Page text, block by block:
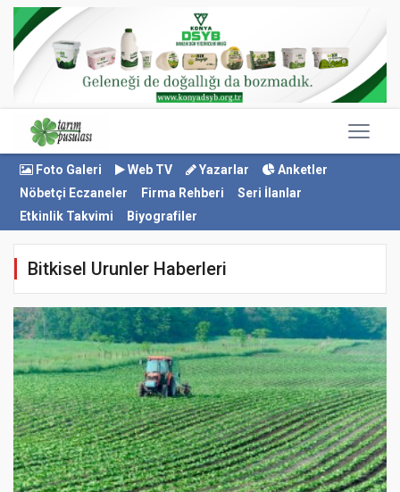
Foto Galeri Web TV Yazarlar
Anketler
Nöbetçi Eczaneler
Firma Rehberi
Seri İlanlar
Etkinlik Takvimi
Biyografiler
Bitkisel Urunler Haberleri